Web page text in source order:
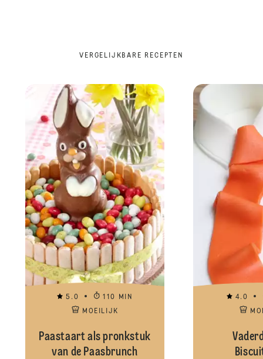
VERGELIJKBARE RECEPTEN
5.0
110 MIN
MOEILIJK
Paastaart als pronkstuk
van de Paasbrunch
4.0